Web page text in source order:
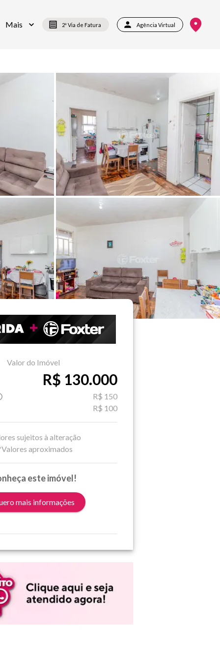
Mais 2ª Via de Fatura Agência Virtual
Valor do Imóvel
R$ 130.000
R$ 150
R$ 100
sujeitos à alteração
aproximados
este imóvel!
mais informações